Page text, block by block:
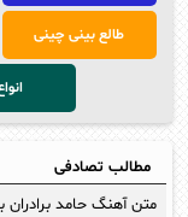
طالع بینی چینی
مطالب تصادفی
متن آهنگ حامد